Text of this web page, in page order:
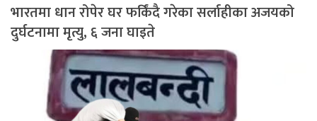
भारतमा धान रोपेर घर फर्किंदै गरेका सर्लाहीका अजयको
दुर्घटनामा मृत्यु, ६ जना घाइते